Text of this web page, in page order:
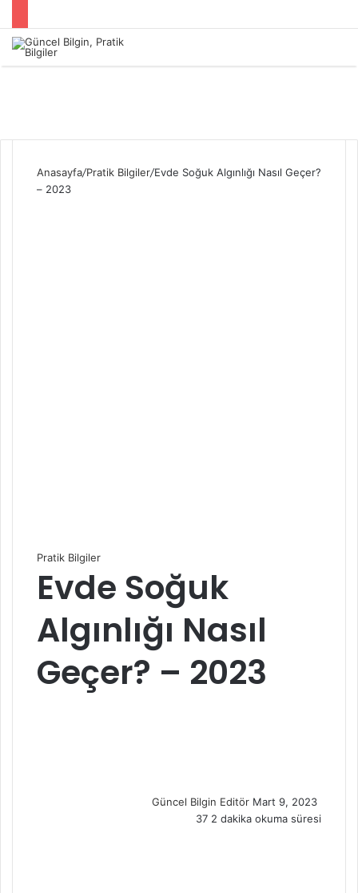
Anasayfa/Pratik Bilgiler/Evde Soğuk Algınlığı Nasıl Geçer?
– 2023
Pratik Bilgiler
Evde Soğuk
Algınlığı Nasıl
Geçer? – 2023
Güncel Bilgin Editör e
m
Mart 9, 2023
37 2 dakika okuma süresi